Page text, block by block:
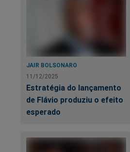
JAIR BOLSONARO
11/12/2025
Estratégia do lançamento
de Flávio produziu o efeito
esperado